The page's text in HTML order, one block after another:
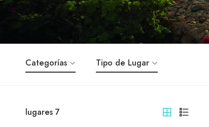
Categorías Tipo de Lugar
lugares 7